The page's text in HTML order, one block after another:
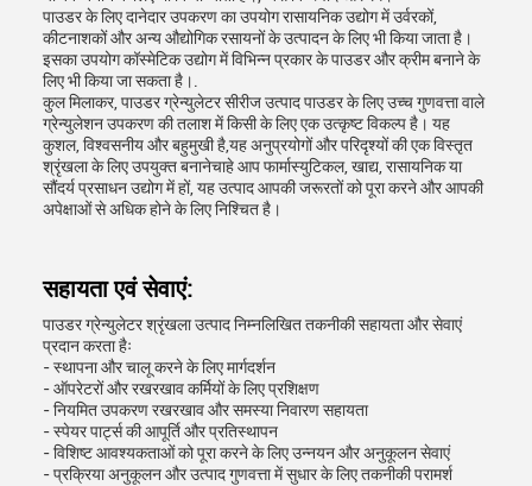
पाउडर के लिए दानेदार उपकरण का उपयोग रासायनिक उद्योग में उर्वरकों,
कीटनाशकों और अन्य औद्योगिक रसायनों के उत्पादन के लिए भी किया जाता है।
इसका उपयोग कॉस्मेटिक उद्योग में विभिन्न प्रकार के पाउडर और क्रीम बनाने के
लिए भी किया जा सकता है।.
कुल मिलाकर, पाउडर ग्रेन्युलेटर सीरीज उत्पाद पाउडर के लिए उच्च गुणवत्ता वाले
ग्रेन्युलेशन उपकरण की तलाश में किसी के लिए एक उत्कृष्ट विकल्प है। यह
कुशल, विश्वसनीय और बहुमुखी है,यह अनुप्रयोगों और परिदृश्यों की एक विस्तृत
श्रृंखला के लिए उपयुक्त बनानेचाहे आप फार्मास्युटिकल, खाद्य, रासायनिक या
सौंदर्य प्रसाधन उद्योग में हों, यह उत्पाद आपकी जरूरतों को पूरा करने और आपकी
अपेक्षाओं से अधिक होने के लिए निश्चित है।
सहायता एवं सेवाएं:
पाउडर ग्रेन्युलेटर श्रृंखला उत्पाद निम्नलिखित तकनीकी सहायता और सेवाएं
प्रदान करता हैः
- स्थापना और चालू करने के लिए मार्गदर्शन
- ऑपरेटरों और रखरखाव कर्मियों के लिए प्रशिक्षण
- नियमित उपकरण रखरखाव और समस्या निवारण सहायता
- स्पेयर पार्ट्स की आपूर्ति और प्रतिस्थापन
- विशिष्ट आवश्यकताओं को पूरा करने के लिए उन्नयन और अनुकूलन सेवाएं
- प्रक्रिया अनुकूलन और उत्पाद गुणवत्ता में सुधार के लिए तकनीकी परामर्श